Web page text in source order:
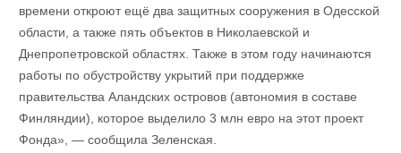
времени откроют ещё два защитных сооружения в Одесской
области, а также пять объектов в Николаевской и
Днепропетровской областях. Также в этом году начинаются
работы по обустройству укрытий при поддержке
правительства Аландских островов (автономия в составе
Финляндии), которое выделило 3 млн евро на этот проект
Фонда», — сообщила Зеленская.